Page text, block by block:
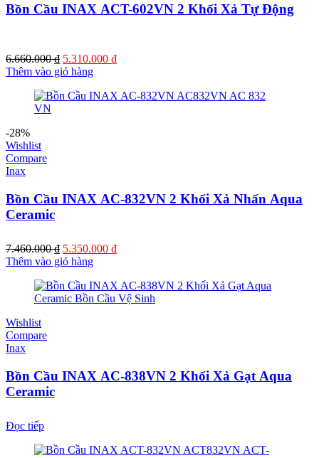
Bồn Cầu INAX ACT-602VN 2 Khối Xả Tự Động
6.660.000₫ 5.310.000 ₫
Thêm vào giỏ hàng
-28%
Wishlist
Compare
Inax
Bồn Cầu INAX AC-832VN 2 Khối Xả Nhấn Aqua
Ceramic
7.460.000₫ 5.350.000 ₫
Thêm vào giỏ hàng
Wishlist
Compare
Inax
Bồn Cầu INAX AC-838VN 2 Khối Xả Gạt Aqua
Ceramic
Đọc tiếp